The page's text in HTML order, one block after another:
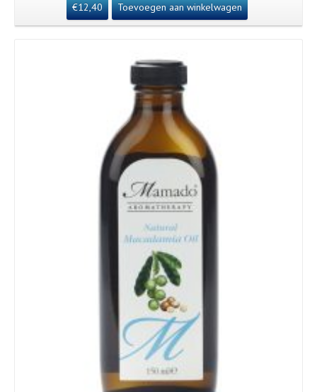
€12,40 Toevoegen aan winkelwagen